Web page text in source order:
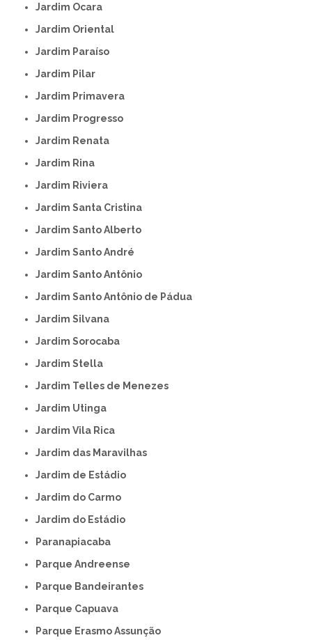
Jardim Ocara
Jardim Oriental
Jardim Paraíso
Jardim Pilar
Jardim Primavera
Jardim Progresso
Jardim Renata
Jardim Rina
Jardim Riviera
Jardim Santa Cristina
Jardim Santo Alberto
Jardim Santo André
Jardim Santo Antônio
Jardim Santo Antônio de Pádua
Jardim Silvana
Jardim Sorocaba
Jardim Stella
Jardim Telles de Menezes
Jardim Utinga
Jardim Vila Rica
Jardim das Maravilhas
Jardim de Estádio
Jardim do Carmo
Jardim do Estádio
Paranapiacaba
Parque Andreense
Parque Bandeirantes
Parque Capuava
Parque Erasmo Assunção